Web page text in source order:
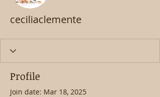
ceciliaclemente
Profile
Join date: Mar 18, 2025